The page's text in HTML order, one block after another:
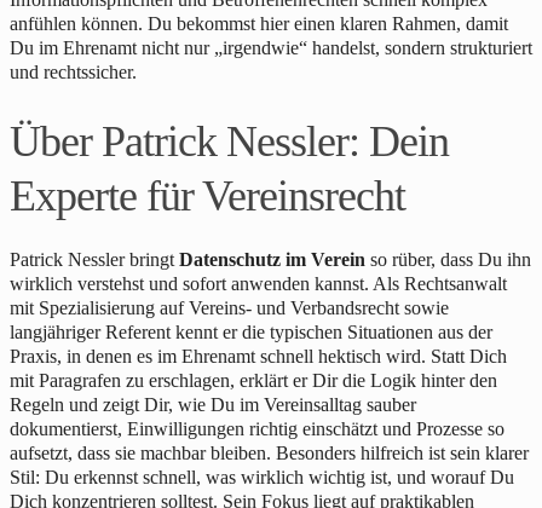
anfühlen können. Du bekommst hier einen klaren Rahmen, damit
Du im Ehrenamt nicht nur „irgendwie“ handelst, sondern strukturiert
und rechtssicher.
Über Patrick Nessler: Dein
Experte für Vereinsrecht
Patrick Nessler bringt Datenschutz im Verein so rüber, dass Du ihn
wirklich verstehst und sofort anwenden kannst. Als Rechtsanwalt
mit Spezialisierung auf Vereins- und Verbandsrecht sowie
langjähriger Referent kennt er die typischen Situationen aus der
Praxis, in denen es im Ehrenamt schnell hektisch wird. Statt Dich
mit Paragrafen zu erschlagen, erklärt er Dir die Logik hinter den
Regeln und zeigt Dir, wie Du im Vereinsalltag sauber
dokumentierst, Einwilligungen richtig einschätzt und Prozesse so
aufsetzt, dass sie machbar bleiben. Besonders hilfreich ist sein klarer
Stil: Du erkennst schnell, was wirklich wichtig ist, und worauf Du
Dich konzentrieren solltest. Sein Fokus liegt auf praktikablen